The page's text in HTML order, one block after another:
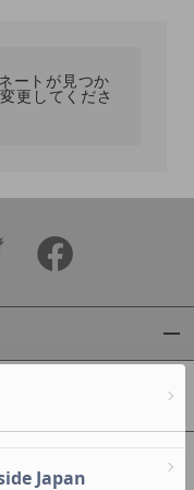
ートが見つか
更してくださ